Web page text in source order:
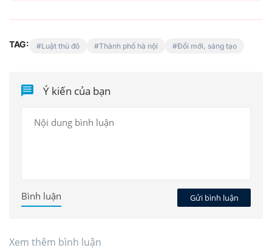
TAG: Luật thủ đô Thành phố hà nội Đổi mới, sáng tạo
Ý kiến của bạn
Gửi bình luận
Bình luận
Xem thêm bình luận